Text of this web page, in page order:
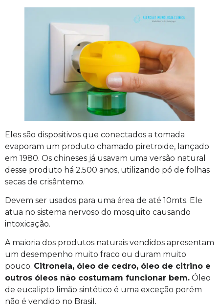
Eles são dispositivos que conectados a tomada
evaporam um produto chamado piretroide, lançado
em 1980. Os chineses já usavam uma versão natural
desse produto há 2.500 anos, utilizando pó de folhas
secas de crisântemo.
Devem ser usados para uma área de até 10mts. Ele
atua no sistema nervoso do mosquito causando
intoxicação.
A maioria dos produtos naturais vendidos apresentam
um desempenho muito fraco ou duram muito
pouco. Citronela, óleo de cedro, óleo de citrino e
outros óleos não costumam funcionar bem. Óleo
de eucalipto limão sintético é uma exceção porém
não é vendido no Brasil.